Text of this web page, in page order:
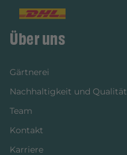
Über uns
Gärtnerei
Nachhaltigkeit und Qualität
Team
Kontakt
Karriere